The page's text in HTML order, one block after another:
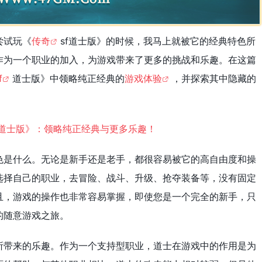
试玩《传奇
sf道士版》的时候，我马上就被它的经典特色所
一个职业的加入，为游戏带来了更多的挑战和乐趣。在这篇
道士版》中领略纯正经典的游戏体验 ，并探索其中隐藏的
什么。无论是新手还是老手，都很容易被它的高自由度和操
自己的职业，去冒险、战斗、升级、抢夺装备等，没有固定
游戏的操作也非常容易掌握，即使您是一个完全的新手，只
意游戏之旅。
来的乐趣。作为一个支持型职业，道士在游戏中的作用是为